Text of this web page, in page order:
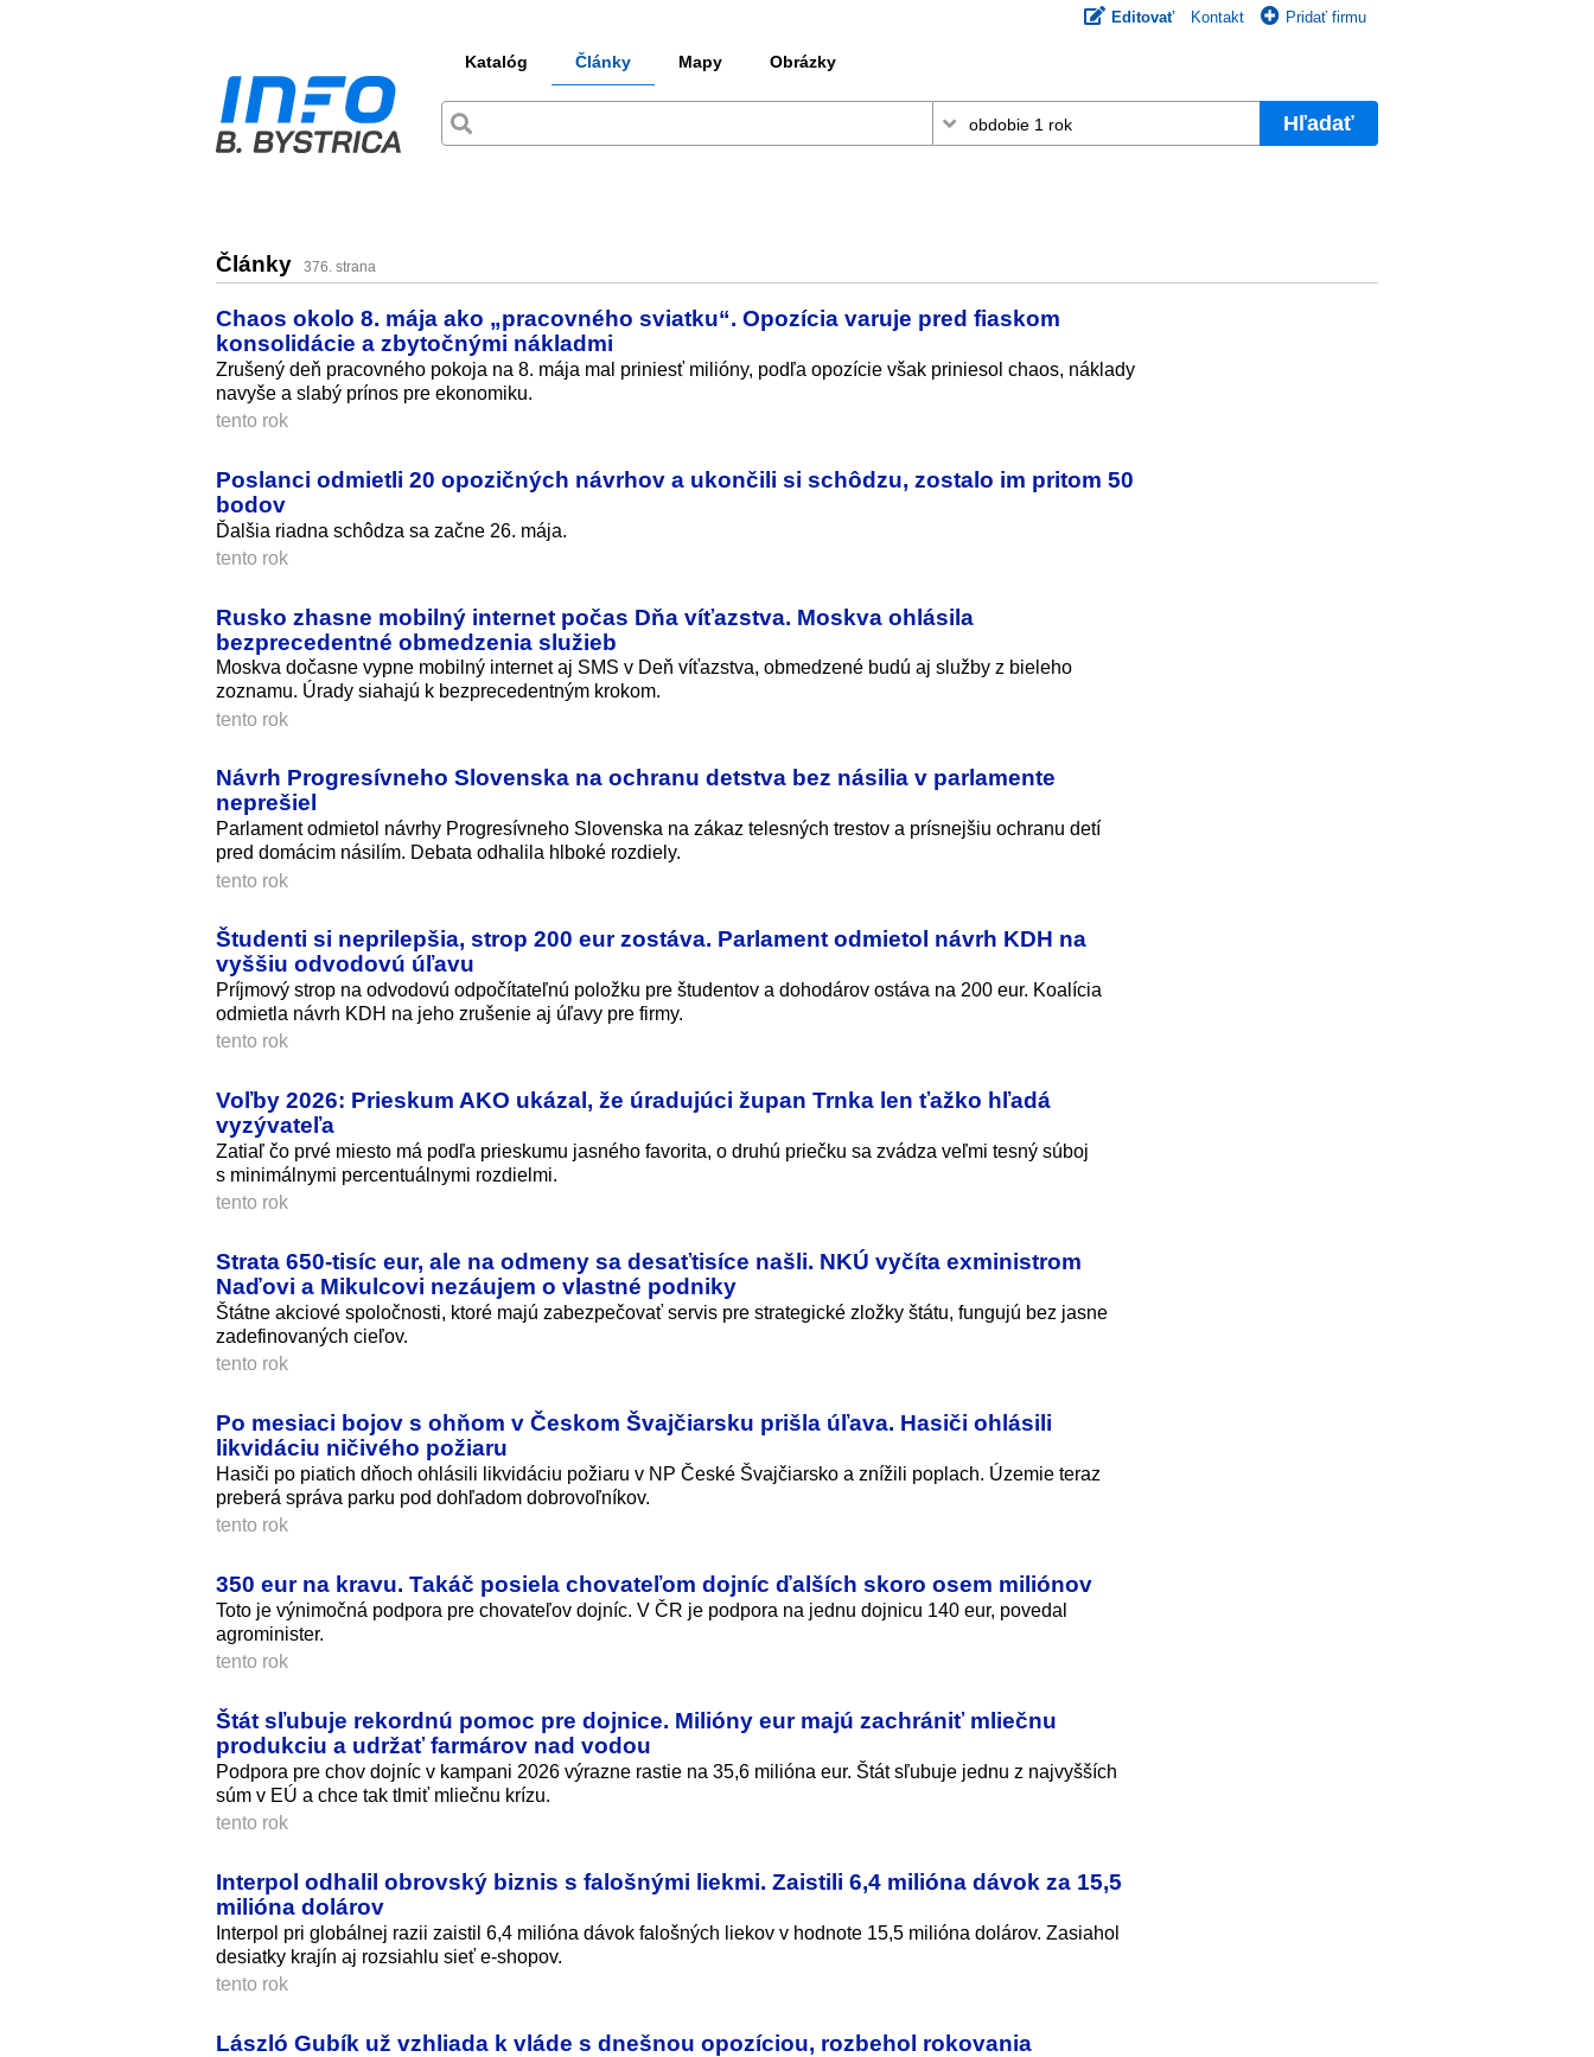
Editovať Kontakt Pridať firmu
Katalóg Články Mapy Obrázky
Hľadať
Články 376. strana
Chaos okolo 8. mája ako „pracovného sviatku“. Opozícia varuje pred fiaskom
konsolidácie a zbytočnými nákladmi
Zrušený deň pracovného pokoja na 8. mája mal priniesť milióny, podľa opozície však priniesol chaos, náklady
navyše a slabý prínos pre ekonomiku.
tento rok
Poslanci odmietli 20 opozičných návrhov a ukončili si schôdzu, zostalo im pritom 50
bodov
Ďalšia riadna schôdza sa začne 26. mája.
tento rok
Rusko zhasne mobilný internet počas Dňa víťazstva. Moskva ohlásila
bezprecedentné obmedzenia služieb
Moskva dočasne vypne mobilný internet aj SMS v Deň víťazstva, obmedzené budú aj služby z bieleho
zoznamu. Úrady siahajú k bezprecedentným krokom.
tento rok
Návrh Progresívneho Slovenska na ochranu detstva bez násilia v parlamente
neprešiel
Parlament odmietol návrhy Progresívneho Slovenska na zákaz telesných trestov a prísnejšiu ochranu detí
pred domácim násilím. Debata odhalila hlboké rozdiely.
tento rok
Študenti si neprilepšia, strop 200 eur zostáva. Parlament odmietol návrh KDH na
vyššiu odvodovú úľavu
Príjmový strop na odvodovú odpočítateľnú položku pre študentov a dohodárov ostáva na 200 eur. Koalícia
odmietla návrh KDH na jeho zrušenie aj úľavy pre firmy.
tento rok
Voľby 2026: Prieskum AKO ukázal, že úradujúci župan Trnka len ťažko hľadá
vyzývateľa
Zatiaľ čo prvé miesto má podľa prieskumu jasného favorita, o druhú priečku sa zvádza veľmi tesný súboj
s minimálnymi percentuálnymi rozdielmi.
tento rok
Strata 650-tisíc eur, ale na odmeny sa desaťtisíce našli. NKÚ vyčíta exministrom
Naďovi a Mikulcovi nezáujem o vlastné podniky
Štátne akciové spoločnosti, ktoré majú zabezpečovať servis pre strategické zložky štátu, fungujú bez jasne
zadefinovaných cieľov.
tento rok
Po mesiaci bojov s ohňom v Českom Švajčiarsku prišla úľava. Hasiči ohlásili
likvidáciu ničivého požiaru
Hasiči po piatich dňoch ohlásili likvidáciu požiaru v NP České Švajčiarsko a znížili poplach. Územie teraz
preberá správa parku pod dohľadom dobrovoľníkov.
tento rok
350 eur na kravu. Takáč posiela chovateľom dojníc ďalších skoro osem miliónov
Toto je výnimočná podpora pre chovateľov dojníc. V ČR je podpora na jednu dojnicu 140 eur, povedal
agrominister.
tento rok
Štát sľubuje rekordnú pomoc pre dojnice. Milióny eur majú zachrániť mliečnu
produkciu a udržať farmárov nad vodou
Podpora pre chov dojníc v kampani 2026 výrazne rastie na 35,6 milióna eur. Štát sľubuje jednu z najvyšších
súm v EÚ a chce tak tlmiť mliečnu krízu.
tento rok
Interpol odhalil obrovský biznis s falošnými liekmi. Zaistili 6,4 milióna dávok za 15,5
milióna dolárov
Interpol pri globálnej razii zaistil 6,4 milióna dávok falošných liekov v hodnote 15,5 milióna dolárov. Zasiahol
desiatky krajín aj rozsiahlu sieť e-shopov.
tento rok
László Gubík už vzhliada k vláde s dnešnou opozíciou, rozbehol rokovania